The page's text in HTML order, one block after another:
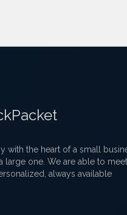
with the heart of a small
large one. We are able to meet
always available